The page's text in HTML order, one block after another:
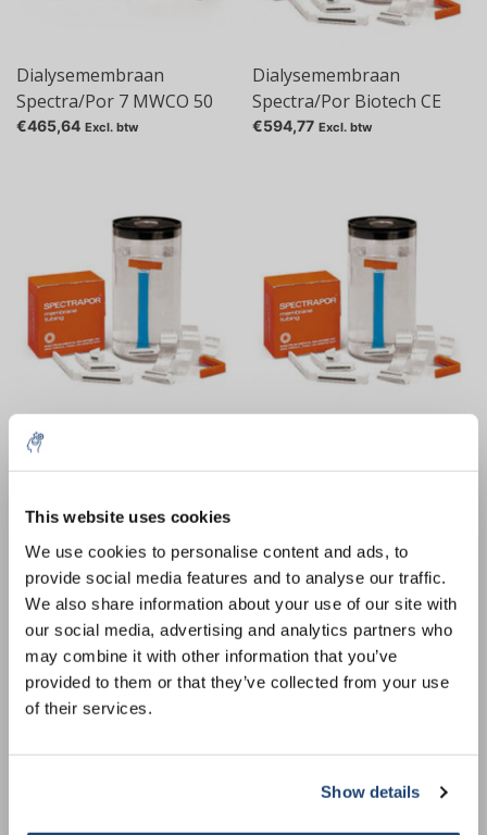
This website uses cookies
We use cookies to personalise content and ads, to
provide social media features and to analyse our traffic.
We also share information about your use of our site with
our social media, advertising and analytics partners who
may combine it with other information that you’ve
provided to them or that they’ve collected from your use
of their services.
Show details
Dialysemembraan
Spectra/Por 7 MWCO 50
000 (opaak)
€465,64 Excl. btw
Dialysemembraan
Spectra/Por Biotech CE
MWCO 100 000
€594,77 Excl. btw
Dialysemembraan
Spectra/Por Biotech CE
Dialysemembraan
order
Sign up for our newsletter to stay
informed about our new products, and
receive a 10% discount on your next
purchase for all chemical products from
our own brand 😀